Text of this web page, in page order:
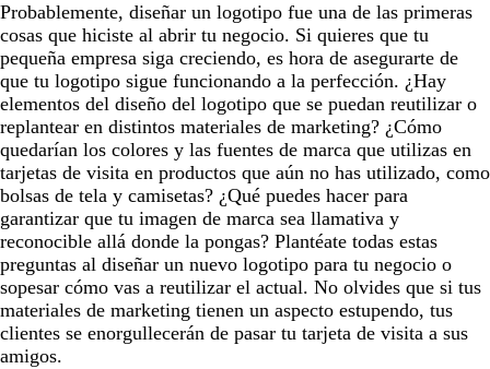
Probablemente, diseñar un logotipo fue una de las primeras
cosas que hiciste al abrir tu negocio. Si quieres que tu
pequeña empresa siga creciendo, es hora de asegurarte de
que tu logotipo sigue funcionando a la perfección. ¿Hay
elementos del diseño del logotipo que se puedan reutilizar o
replantear en distintos materiales de marketing? ¿Cómo
quedarían los colores y las fuentes de marca que utilizas en
tarjetas de visita en productos que aún no has utilizado, como
bolsas de tela y camisetas? ¿Qué puedes hacer para
garantizar que tu imagen de marca sea llamativa y
reconocible allá donde la pongas? Plantéate todas estas
preguntas al diseñar un nuevo logotipo para tu negocio o
sopesar cómo vas a reutilizar el actual. No olvides que si tus
materiales de marketing tienen un aspecto estupendo, tus
clientes se enorgullecerán de pasar tu tarjeta de visita a sus
amigos.